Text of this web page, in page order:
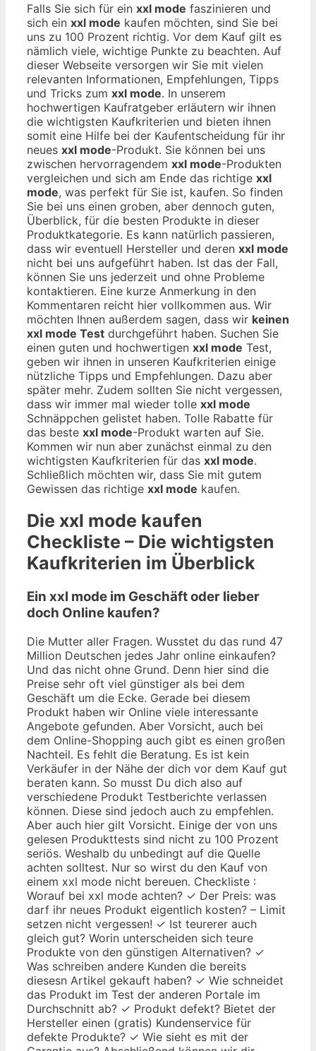
Falls Sie sich für ein xxl mode faszinieren und
sich ein xxl mode kaufen möchten, sind Sie bei
uns zu 100 Prozent richtig. Vor dem Kauf gilt es
nämlich viele, wichtige Punkte zu beachten. Auf
dieser Webseite versorgen wir Sie mit vielen
relevanten Informationen, Empfehlungen, Tipps
und Tricks zum xxl mode. In unserem
hochwertigen Kaufratgeber erläutern wir ihnen
die wichtigsten Kaufkriterien und bieten ihnen
somit eine Hilfe bei der Kaufentscheidung für ihr
neues xxl mode-Produkt. Sie können bei uns
zwischen hervorragendem xxl mode-Produkten
vergleichen und sich am Ende das richtige xxl
mode, was perfekt für Sie ist, kaufen. So finden
Sie bei uns einen groben, aber dennoch guten,
Überblick, für die besten Produkte in dieser
Produktkategorie. Es kann natürlich passieren,
dass wir eventuell Hersteller und deren xxl mode
nicht bei uns aufgeführt haben. Ist das der Fall,
können Sie uns jederzeit und ohne Probleme
kontaktieren. Eine kurze Anmerkung in den
Kommentaren reicht hier vollkommen aus. Wir
möchten Ihnen außerdem sagen, dass wir keinen
xxl mode Test durchgeführt haben. Suchen Sie
einen guten und hochwertigen xxl mode Test,
geben wir ihnen in unseren Kaufkriterien einige
nützliche Tipps und Empfehlungen. Dazu aber
später mehr. Zudem sollten Sie nicht vergessen,
dass wir immer mal wieder tolle xxl mode
Schnäppchen gelistet haben. Tolle Rabatte für
das beste xxl mode-Produkt warten auf Sie.
Kommen wir nun aber zunächst einmal zu den
wichtigsten Kaufkriterien für das xxl mode.
Schließlich möchten wir, dass Sie mit gutem
Gewissen das richtige xxl mode kaufen.
Die xxl mode kaufen
Checkliste – Die wichtigsten
Kaufkriterien im Überblick
Ein xxl mode im Geschäft oder lieber
doch Online kaufen?
Die Mutter aller Fragen. Wusstet du das rund 47
Million Deutschen jedes Jahr online einkaufen?
Und das nicht ohne Grund. Denn hier sind die
Preise sehr oft viel günstiger als bei dem
Geschäft um die Ecke. Gerade bei diesem
Produkt haben wir Online viele interessante
Angebote gefunden. Aber Vorsicht, auch bei
dem Online-Shopping auch gibt es einen großen
Nachteil. Es fehlt die Beratung. Es ist kein
Verkäufer in der Nähe der dich vor dem Kauf gut
beraten kann. So musst Du dich also auf
verschiedene Produkt Testberichte verlassen
können. Diese sind jedoch auch zu empfehlen.
Aber auch hier gilt Vorsicht. Einige der von uns
gelesen Produkttests sind nicht zu 100 Prozent
seriös. Weshalb du unbedingt auf die Quelle
achten solltest. Nur so wirst du den Kauf von
einem xxl mode nicht bereuen. Checkliste :
Worauf bei xxl mode achten? ✓ Der Preis: was
darf ihr neues Produkt eigentlich kosten? – Limit
setzen nicht vergessen! ✓ Ist teurerer auch
gleich gut? Worin unterscheiden sich teure
Produkte von den günstigen Alternativen? ✓
Was schreiben andere Kunden die bereits
diesesn Artikel gekauft haben? ✓ Wie schneidet
das Produkt im Test der anderen Portale im
Durchschnitt ab? ✓ Produkt defekt? Bietet der
Hersteller einen (gratis) Kundenservice für
defekte Produkte? ✓ Wie sieht es mit der